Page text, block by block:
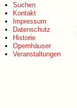
Suchen
Kontakt
Impressum
Datenschutz
Historie
Opernhäuser
Veranstaltungen